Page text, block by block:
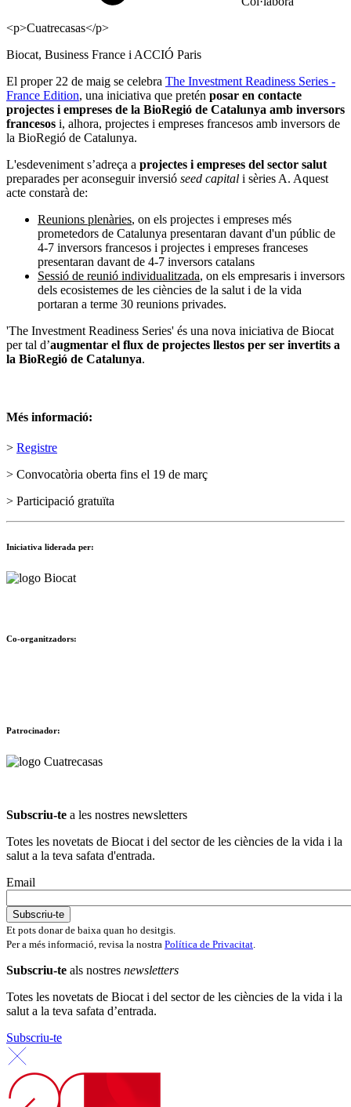
<p>Cuatrecasas</p>
Biocat, Business France i ACCIÓ Paris
El proper 22 de maig se celebra The Investment Readiness Series -
France Edition, una iniciativa que pretén posar en contacte
projectes i empreses de la BioRegió de Catalunya amb inversors
francesos i, alhora, projectes i empreses francesos amb inversors de
la BioRegió de Catalunya.
L'esdeveniment s’adreça a projectes i empreses del sector salut
preparades per aconseguir inversió seed capital i sèries A. Aquest
acte constarà de:
Reunions plenàries, on els projectes i empreses més
prometedors de Catalunya presentaran davant d'un públic de
4-7 inversors francesos i projectes i empreses franceses
presentaran davant de 4-7 inversors catalans
Sessió de reunió individualitzada, on els empresaris i inversors
dels ecosistemes de les ciències de la salut i de la vida
portaran a terme 30 reunions privades.
'The Investment Readiness Series' és una nova iniciativa de Biocat
per tal d’augmentar el flux de projectes llestos per ser invertits a
la BioRegió de Catalunya.
Més informació:
> Registre
> Convocatòria oberta fins el 19 de març
> Participació gratuïta
Iniciativa liderada per:
Co-organitzadors:
Patrocinador:
Subscriu-te a les nostres newsletters
Totes les novetats de Biocat i del sector de les ciències de la vida i la
salut a la teva safata d'entrada.
Email
Et pots donar de baixa quan ho desitgis.
Per a més informació, revisa la nostra Política de Privacitat
Subscriu-te als nostres newsletters
Totes les novetats de Biocat i del sector de les ciències de la vida i la
salut a la teva safata d’entrada.
Subscriu-te